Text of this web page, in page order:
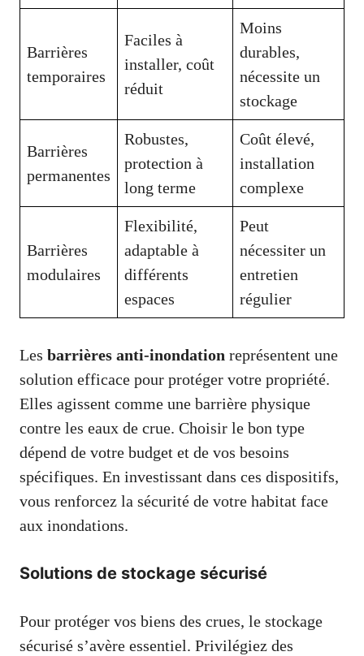
Barrières
temporaires
Faciles à
installer, coût
réduit
Moins
durables,
nécessite un
stockage
Barrières
permanentes
Robustes,
protection à
long terme
Coût élevé,
installation
complexe
Barrières
modulaires
Flexibilité,
adaptable à
différents
espaces
Peut
nécessiter un
entretien
régulier
Les barrières anti-inondation représentent une
solution efficace pour protéger votre propriété.
Elles agissent comme une barrière physique
contre les eaux de crue. Choisir le bon type
dépend de votre budget et de vos besoins
spécifiques. En investissant dans ces dispositifs,
vous renforcez la sécurité de votre habitat face
aux inondations.
Solutions de stockage sécurisé
Pour protéger vos biens des crues, le stockage
sécurisé s’avère essentiel. Privilégiez des